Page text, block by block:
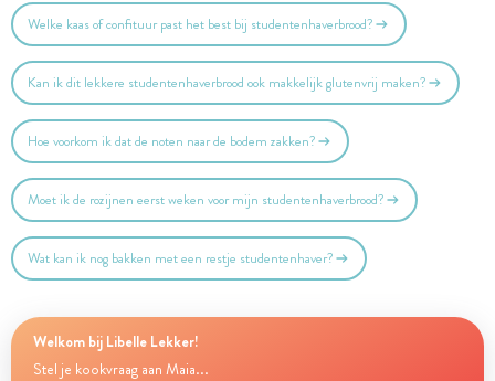
Welke kaas of confituur past het best bij studentenhaverbrood?
Kan ik dit lekkere studentenhaverbrood ook makkelijk glutenvrij maken?
Hoe voorkom ik dat de noten naar de bodem zakken?
Moet ik de rozijnen eerst weken voor mijn studentenhaverbrood?
Wat kan ik nog bakken met een restje studentenhaver?
Welkom bij Libelle Lekker!
Stel je kookvraag aan Maia...